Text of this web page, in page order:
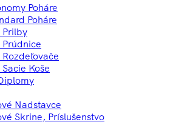
Poháre
Poháre
Prilby
Koše
Nadstavce
Skrine, Príslušenstvo